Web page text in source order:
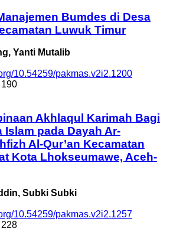
Bumdes di Desa
Luwuk Timur
Yanti Mutalib
10.54259/pakmas.v2i2.1200
Akhlaqul Karimah Bagi
Islam pada Dayah Ar-
Al-Qur’an Kecamatan
Kota Lhokseumawe, Aceh-
Subki Subki
10.54259/pakmas.v2i2.1257